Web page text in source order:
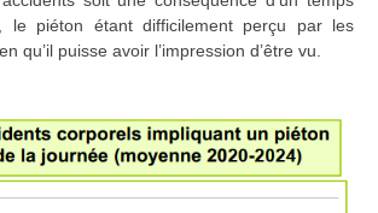
le piéton étant difficilement perçu par les
qu’il puisse avoir l’impression d’être vu.